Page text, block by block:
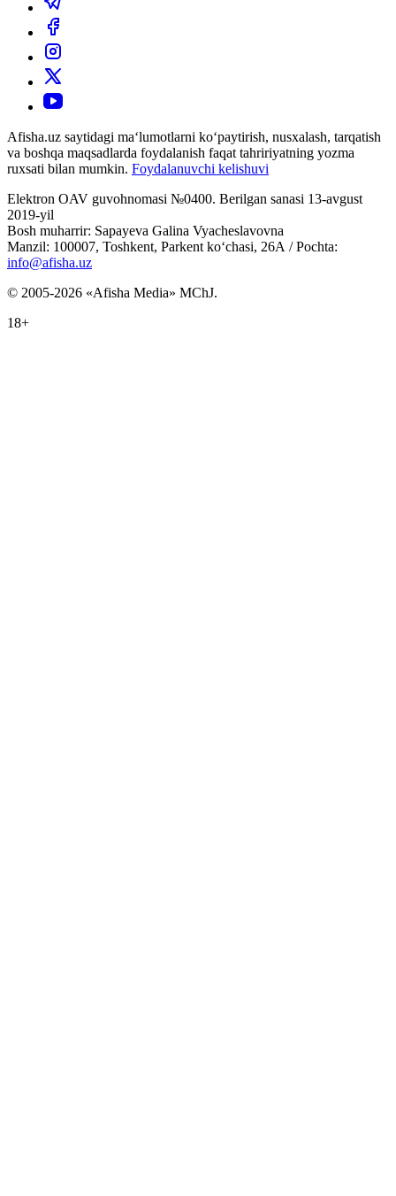
Afisha.uz saytidagi ma‘lumotlarni ko‘paytirish, nusxalash, tarqatish
va boshqa maqsadlarda foydalanish faqat tahririyatning yozma
ruxsati bilan mumkin. Foydalanuvchi kelishuvi
Elektron OAV guvohnomasi №0400. Berilgan sanasi 13-avgust
2019-yil
Bosh muharrir: Sapayeva Galina Vyacheslavovna
Manzil: 100007, Toshkent, Parkent ko‘chasi, 26А / Pochta:
info@afisha.uz
© 2005-2026 «Afisha Media» MChJ.
18+